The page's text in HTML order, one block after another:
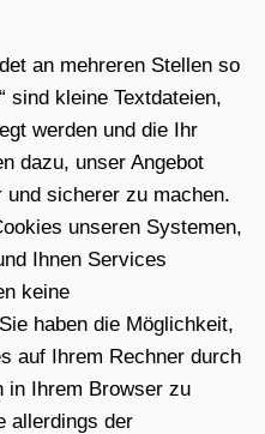
an mehreren Stellen so
sind kleine Textdateien,
werden und die Ihr
dazu, unser Angebot
sicherer zu machen.
unseren Systemen,
Ihnen Services
keine
haben die Möglichkeit,
auf Ihrem Rechner durch
in Ihrem Browser zu
allerdings der